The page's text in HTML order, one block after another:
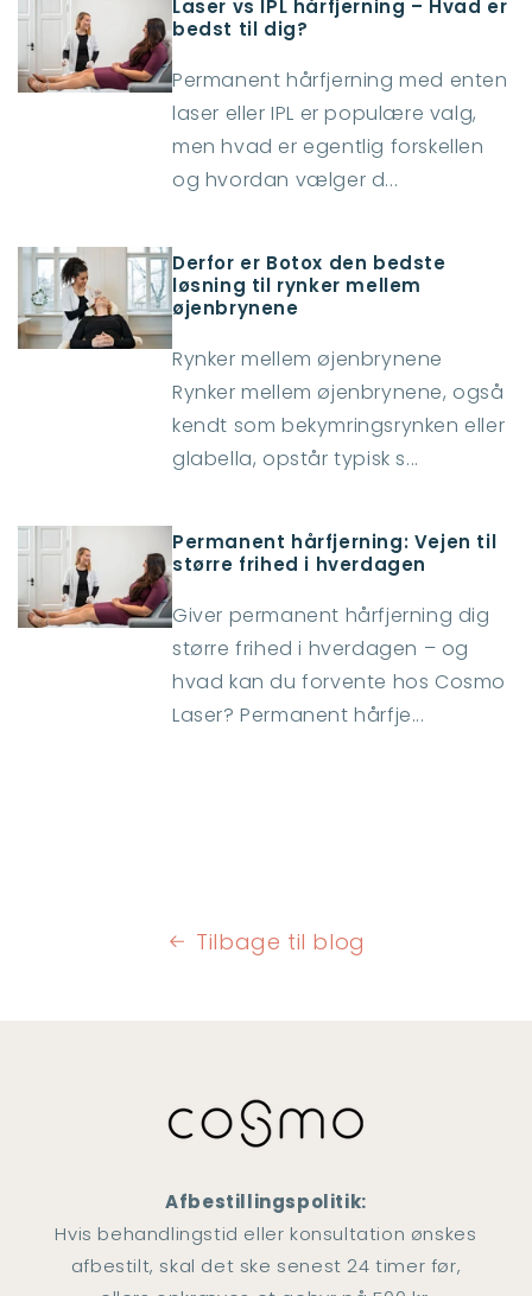
Laser vs IPL hårfjerning – Hvad er
bedst til dig?
Permanent hårfjerning med enten
laser eller IPL er populære valg,
men hvad er egentlig forskellen
og hvordan vælger d...
Derfor er Botox den bedste
løsning til rynker mellem
øjenbrynene
Rynker mellem øjenbrynene
Rynker mellem øjenbrynene, også
kendt som bekymringsrynken eller
glabella, opstår typisk s...
Permanent hårfjerning: Vejen til
større frihed i hverdagen
Giver permanent hårfjerning dig
større frihed i hverdagen – og
hvad kan du forvente hos Cosmo
Laser? Permanent hårfje...
Tilbage til blog
Afbestillingspolitik:
Hvis behandlingstid eller konsultation ønskes
afbestilt, skal det ske senest 24 timer før,